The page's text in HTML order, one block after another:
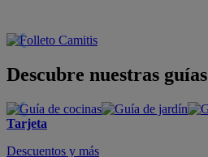
Descubre nuestras guías
Tarjeta
Descuentos y más